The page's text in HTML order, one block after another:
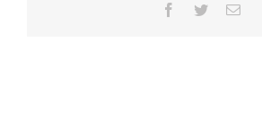
Facebook
Twitter